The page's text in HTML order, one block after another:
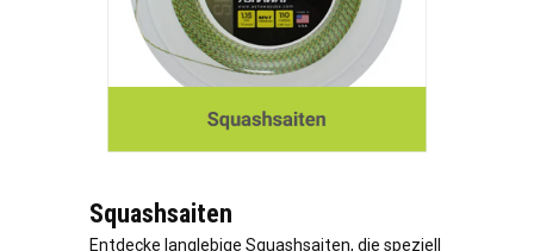
Squashsaiten
Entdecke langlebige Squashsaiten, die speziell